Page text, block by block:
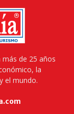
de 25 años
la
el mundo.